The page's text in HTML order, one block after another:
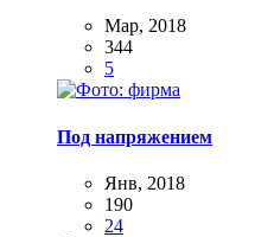
Мар, 2018
344
5
Под напряжением
Янв, 2018
190
24